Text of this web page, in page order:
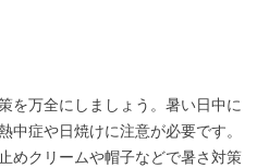
を万全にしましょう。暑い日中に
中症や日焼けに注意が必要です。
めクリームや帽子などで暑さ対策